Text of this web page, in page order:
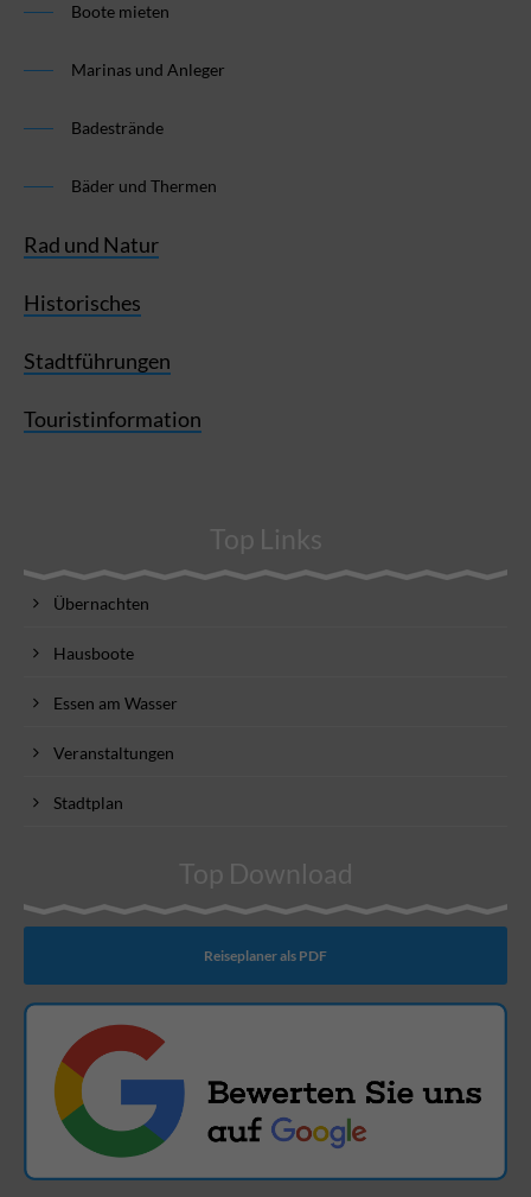
Boote mieten
Marinas und Anleger
Badestrände
Bäder und Thermen
Rad und Natur
Historisches
Stadtführungen
Touristinformation
Top Links
Übernachten
Hausboote
Essen am Wasser
Veranstaltungen
Stadtplan
Top Download
Reiseplaner als PDF